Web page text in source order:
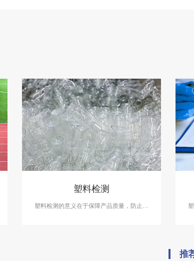
塑料检测
塑料检测的意义在于保障产品质量，防止产
推